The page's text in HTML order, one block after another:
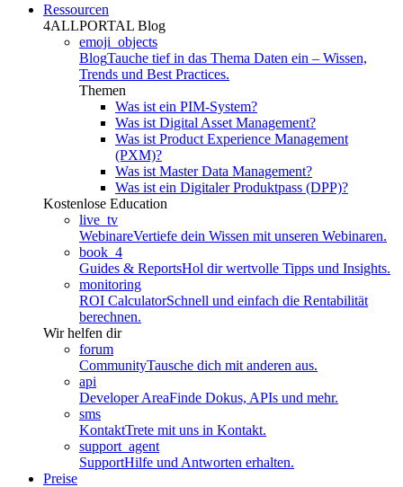
Ressourcen
4ALLPORTAL Blog
emoji_objects
BlogTauche tief in das Thema Daten ein – Wissen,
Trends und Best Practices.
Themen
Was ist ein PIM-System?
Was ist Digital Asset Management?
Was ist Product Experience Management
(PXM)?
Was ist Master Data Management?
Was ist ein Digitaler Produktpass (DPP)?
Kostenlose Education
live_tv
WebinareVertiefe dein Wissen mit unseren Webinaren.
book_4
Guides & ReportsHol dir wertvolle Tipps und Insights.
monitoring
ROI CalculatorSchnell und einfach die Rentabilität
berechnen.
Wir helfen dir
forum
CommunityTausche dich mit anderen aus.
api
Developer AreaFinde Dokus, APIs und mehr.
sms
KontaktTrete mit uns in Kontakt.
support_agent
SupportHilfe und Antworten erhalten.
Preise